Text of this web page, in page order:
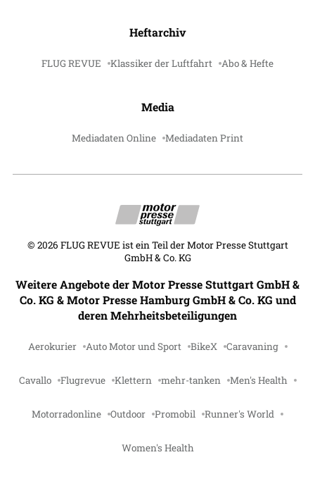
Heftarchiv
FLUG REVUE Klassiker der Luftfahrt Abo & Hefte
Media
Mediadaten Online Mediadaten Print
© 2026 FLUG REVUE ist ein Teil der Motor Presse Stuttgart
GmbH & Co. KG
Weitere Angebote der Motor Presse Stuttgart GmbH &
Co. KG & Motor Presse Hamburg GmbH & Co. KG und
deren Mehrheitsbeteiligungen
Aerokurier Auto Motor und Sport BikeX Caravaning
Cavallo Flugrevue Klettern mehr-tanken Men's Health
Motorradonline Outdoor Promobil Runner's World
Women's Health